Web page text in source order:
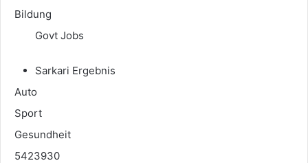
Bildung
Govt Jobs
Sarkari Ergebnis
Auto
Sport
Gesundheit
5423930